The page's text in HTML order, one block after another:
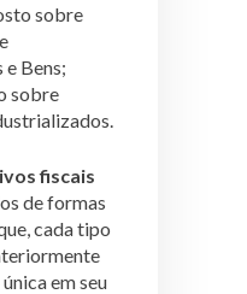
sobre
Bens;
sobre
fiscais
de formas
cada tipo
em seu